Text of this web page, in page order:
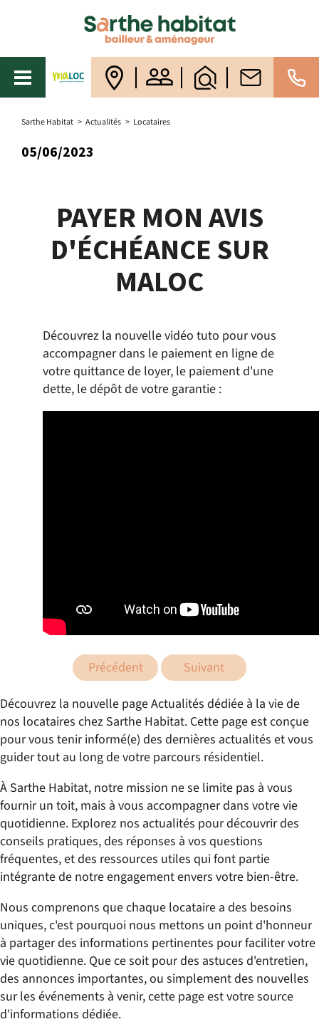
Sarthe Habitat > Actualités > Locataires
05/06/2023
PAYER MON AVIS
D'ÉCHÉANCE SUR
MALOC
Découvrez la nouvelle vidéo tuto pour vous
accompagner dans le paiement en ligne de
votre quittance de loyer, le paiement d'une
dette, le dépôt de votre garantie :
Précédent Suivant
Découvrez la nouvelle page Actualités dédiée à la vie de
nos locataires chez Sarthe Habitat. Cette page est conçue
pour vous tenir informé(e) des dernières actualités et vous
guider tout au long de votre parcours résidentiel.
À Sarthe Habitat, notre mission ne se limite pas à vous
fournir un toit, mais à vous accompagner dans votre vie
quotidienne. Explorez nos actualités pour découvrir des
conseils pratiques, des réponses à vos questions
fréquentes, et des ressources utiles qui font partie
intégrante de notre engagement envers votre bien-être.
Nous comprenons que chaque locataire a des besoins
uniques, c'est pourquoi nous mettons un point d'honneur
à partager des informations pertinentes pour faciliter votre
vie quotidienne. Que ce soit pour des astuces d'entretien,
des annonces importantes, ou simplement des nouvelles
sur les événements à venir, cette page est votre source
d'informations dédiée.